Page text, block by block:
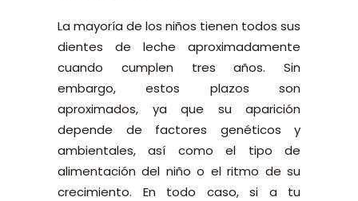
La mayoría de los niños tienen todos sus
dientes de leche aproximadamente
cuando cumplen tres años. Sin
embargo, estos plazos son
aproximados, ya que su aparición
depende de factores genéticos y
ambientales, así como el tipo de
alimentación del niño o el ritmo de su
crecimiento. En todo caso, si a tu